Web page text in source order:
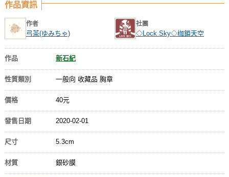
作品資訊
作者
弓茶(ゆみちゃ)
社團
◇Lock Sky◇枷鎖天空
作品 新石紀
性質類別 一般向 收藏品 胸章
價格 40元
發售日期 2020-02-01
尺寸 5.3cm
材質 銀砂膜